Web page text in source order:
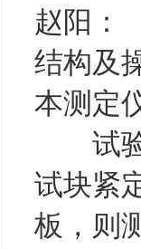
赵阳：
结构及
本测定
试验
试块紧
板，则